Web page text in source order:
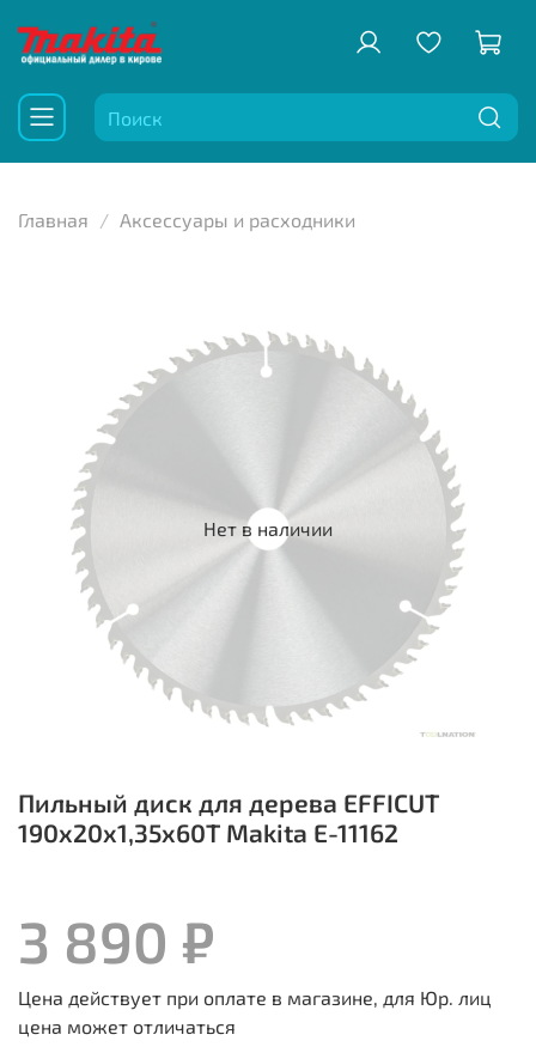
Главная Аксессуары и расходники
Нет в наличии
Пильный диск для дерева EFFICUT
190x20x1,35x60T Makita E-11162
3 890 ₽